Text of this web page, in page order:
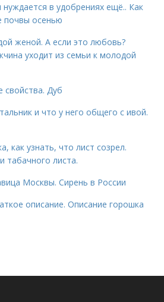
в удобрениях ещё.. Как
почвы осенью
женой. А если это любовь?
уходит из семьи к молодой
свойства. Дуб
и что у него общего с ивой.
как узнать, что лист созрел.
табачного листа.
Москвы. Сирень в России
описание. Описание горошка